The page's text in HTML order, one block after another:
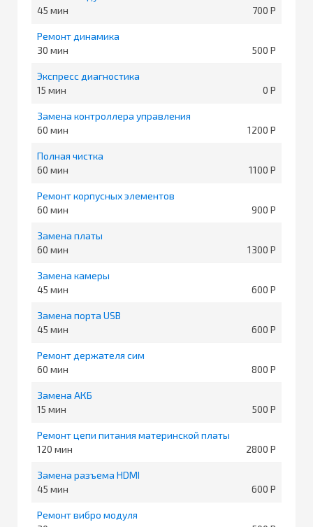
45
700
Ремонт динамика
30
500
Экспресс диагностика
15
0
Замена контроллера управления
60
1200
Полная чистка
60
1100
Ремонт корпусных элементов
60
900
Замена платы
60
1300
Замена камеры
45
600
Замена порта USB
45
600
Ремонт держателя сим
60
800
Замена АКБ
15
500
Ремонт цепи питания материнской платы
120
2800
Замена разъема HDMI
45
600
Ремонт вибро модуля